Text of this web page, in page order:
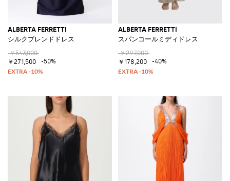
ALBERTA FERRETTI
シルクブレンドドレス
￥543,000
￥271,500
-50%
ALBERTA FERRETTI
スパンコールミディドレス
￥297,000
￥178,200
-40%